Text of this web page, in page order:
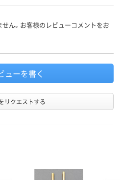
ん。お客様のレビューコメントをお
ューを書く
リクエストする